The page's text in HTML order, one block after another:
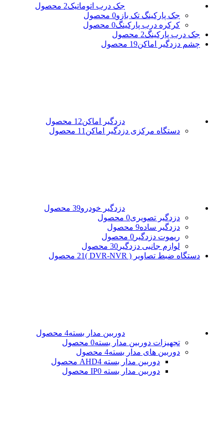
جک درب اتوماتیک2 محصول
جک پارکینگ تک بازو0 محصول
کرکره درب پارکینگ0 محصول
جک درب پارکینگ2 محصول
چشم دزدگیر اماکن19 محصول
دزدگیر اماکن12 محصول
دستگاه مرکزی دزدگیر اماکن 11 محصول
دزدگیر خودرو39 محصول
دزدگیر تصویری0 محصول
دزدگیر ساده9 محصول
ریموت دزدگیر 0 محصول
لوازم جانبی دزدگیر 30 محصول
دستگاه ضبط تصاویر ( DVR-NVR )
21 محصول
دوربین مدار بسته4 محصول
تجهیزات دوربین مدار بسته0 محصول
دوربین های مدار بسته4 محصول
دوربین مدار بسته AHD 4 محصول
دوربین مدار بسته IP 0 محصول